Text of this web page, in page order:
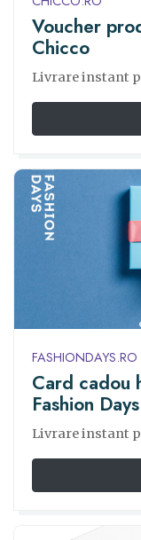
Voucher
Chicco
Livrare instant
FASHIONDAYS.RO
Card cadou
Fashion Days
Livrare instant